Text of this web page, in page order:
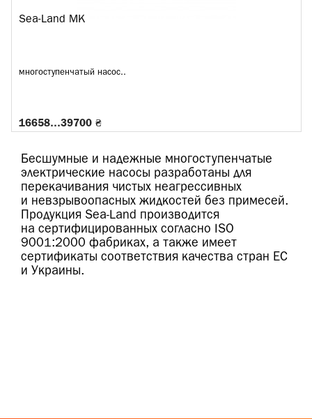
Sea-Land MK
многоступенчатый насос..
16658…39700 ₴
Бесшумные и надежные многоступенчатые
электрические насосы разработаны для
перекачивания чистых неагрессивных
и невзрывоопасных жидкостей без примесей.
Продукция Sea-Land производится
на сертифицированных согласно ISO
9001:2000 фабриках, а также имеет
сертификаты соответствия качества стран ЕС
и Украины.